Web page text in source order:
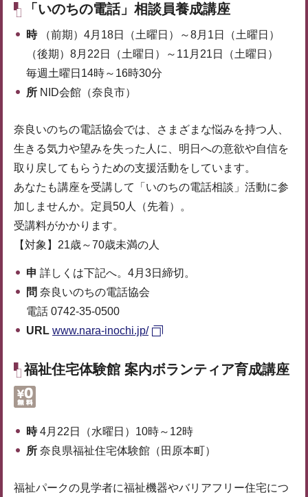
「いのちの電話」相談員養成講座
時（前期）4月18日（土曜日）～8月1日（土曜日）
（後期）8月22日（土曜日）～11月21日（土曜日）
毎週土曜日14時～16時30分
所 NID会館（奈良市）
奈良いのちの電話協会では、さまざまな悩みを持つ人、
生きる気力や望みを失った人に、明日への意欲や自信を
取り戻してもらうための支援活動をしています。
あなたも講座を受講して「いのちの電話相談」活動に参
加しませんか。定員50人（先着）。
受講料がかかります。
【対象】21歳～70歳未満の人
申 詳しくは下記へ。4月3日締切。
問 奈良いのちの電話協会
電話 0742-35-0500
URL www.nara-inochi.jp/
福祉住宅体験館 案内ボランティア育成講座
時4月22日（水曜日）10時～12時
所 奈良県福祉住宅体験館（田原本町）
福祉パークの見学者に福祉機器やバリアフリー住宅につ